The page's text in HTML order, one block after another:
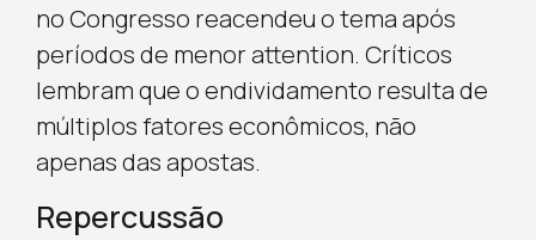
no Congresso reacendeu o tema após
períodos de menor attention. Críticos
lembram que o endividamento resulta de
múltiplos fatores econômicos, não
apenas das apostas.
Repercussão